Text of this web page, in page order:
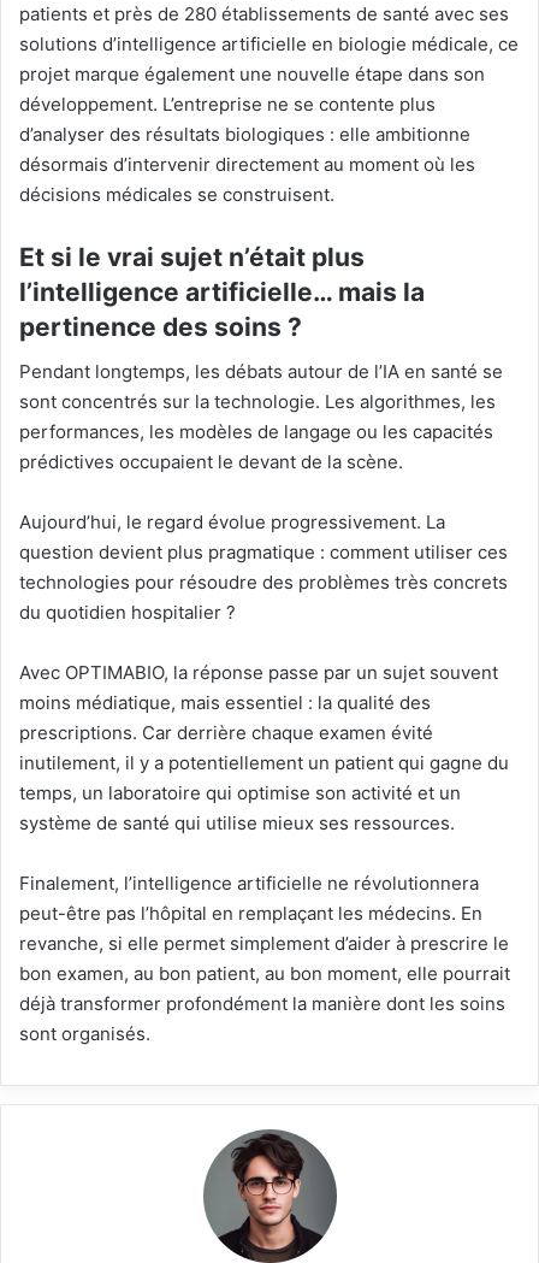
patients et près de 280 établissements de santé avec ses
solutions d’intelligence artificielle en biologie médicale, ce
projet marque également une nouvelle étape dans son
développement. L’entreprise ne se contente plus
d’analyser des résultats biologiques : elle ambitionne
désormais d’intervenir directement au moment où les
décisions médicales se construisent.
Et si le vrai sujet n’était plus
l’intelligence artificielle… mais la
pertinence des soins ?
Pendant longtemps, les débats autour de l’IA en santé se
sont concentrés sur la technologie. Les algorithmes, les
performances, les modèles de langage ou les capacités
prédictives occupaient le devant de la scène.
Aujourd’hui, le regard évolue progressivement. La
question devient plus pragmatique : comment utiliser ces
technologies pour résoudre des problèmes très concrets
du quotidien hospitalier ?
Avec OPTIMABIO, la réponse passe par un sujet souvent
moins médiatique, mais essentiel : la qualité des
prescriptions. Car derrière chaque examen évité
inutilement, il y a potentiellement un patient qui gagne du
temps, un laboratoire qui optimise son activité et un
système de santé qui utilise mieux ses ressources.
Finalement, l’intelligence artificielle ne révolutionnera
peut-être pas l’hôpital en remplaçant les médecins. En
revanche, si elle permet simplement d’aider à prescrire le
bon examen, au bon patient, au bon moment, elle pourrait
déjà transformer profondément la manière dont les soins
sont organisés.